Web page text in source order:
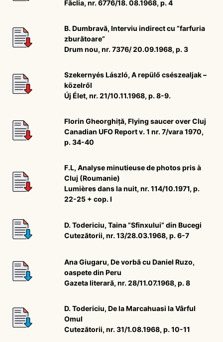
Făclia, nr. 6776/18. 08.1968, p. 4
B. Dumbravă, Interviu indirect cu ”farfuria
zburătoare”
Drum nou, nr. 7376/ 20.09.1968, p. 3
Szekernyés László, A repülő csészealjak –
közelről
Új Élet, nr. 21/10.11.1968, p. 8-9.
Florin Gheorghiță, Flying saucer over Cluj
Canadian UFO Report v. 1 nr. 7/vara 1970,
p. 34-40
F.L, Analyse minutieuse de photos pris à
Cluj (Roumanie)
Lumières dans la nuit, nr. 114/10.1971, p.
22-25 + cop. I
D. Todericiu, Taina ”Sfinxului” din Bucegi
Cutezătorii, nr. 13/28.03.1968, p. 6-7
Ana Giugaru, De vorbă cu Daniel Ruzo,
oaspete din Peru
Gazeta literară, nr. 28/11.07.1968, p. 8
D. Todericiu, De la Marcahuasi la Vârful
Omul
Cutezătorii, nr. 31/1.08.1968, p. 10-11